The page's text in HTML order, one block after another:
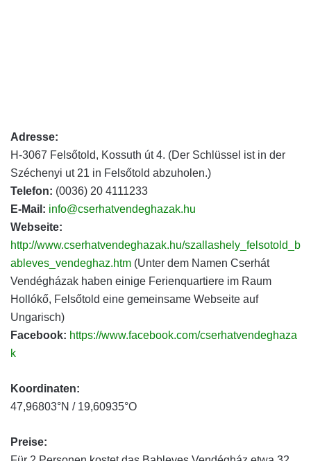
Adresse:
H-3067 Felsőtold, Kossuth út 4. (Der Schlüssel ist in der
Széchenyi ut 21 in Felsőtold abzuholen.)
Telefon: (0036) 20 4111233
E-Mail: info@cserhatvendeghazak.hu
Webseite:
http://www.cserhatvendeghazak.hu/szallashely_felsotold_b
ableves_vendeghaz.htm (Unter dem Namen Cserhát
Vendégházak haben einige Ferienquartiere im Raum
Hollókő, Felsőtold eine gemeinsame Webseite auf
Ungarisch)
Facebook: https://www.facebook.com/cserhatvendeghaza
k
Koordinaten:
47,96803°N / 19,60935°O
Preise: